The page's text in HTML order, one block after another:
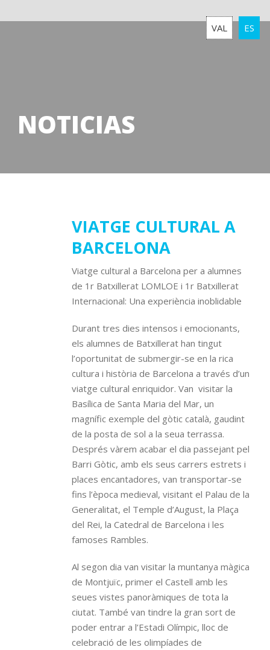
VAL ES
NOTICIAS
VIATGE CULTURAL A
BARCELONA
Viatge cultural a Barcelona per a alumnes
de 1r Batxillerat LOMLOE i 1r Batxillerat
Internacional: Una experiència inoblidable
Durant tres dies intensos i emocionants,
els alumnes de Batxillerat han tingut
l’oportunitat de submergir-se en la rica
cultura i història de Barcelona a través d’un
viatge cultural enriquidor. Van visitar la
Basílica de Santa Maria del Mar, un
magnífic exemple del gòtic català, gaudint
de la posta de sol a la seua terrassa.
Després vàrem acabar el dia passejant pel
Barri Gòtic, amb els seus carrers estrets i
places encantadores, van transportar-se
fins l’època medieval, visitant el Palau de la
Generalitat, el Temple d’August, la Plaça
del Rei, la Catedral de Barcelona i les
famoses Rambles.
Al segon dia van visitar la muntanya màgica
de Montjuïc, primer el Castell amb les
seues vistes panoràmiques de tota la
ciutat. També van tindre la gran sort de
poder entrar a l’Estadi Olímpic, lloc de
celebració de les olimpíades de